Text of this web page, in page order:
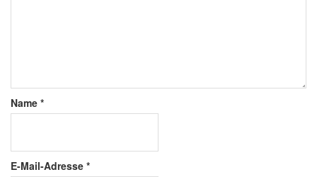
Name *
E-Mail-Adresse *